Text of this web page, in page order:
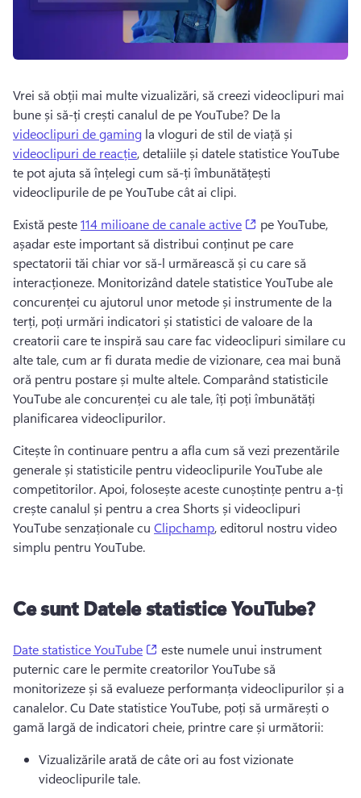
Vrei să obții mai multe vizualizări, să creezi videoclipuri mai
bune și să-ți crești canalul de pe YouTube? De la
videoclipuri de gaming la vloguri de stil de viață și
videoclipuri de reacție, detaliile și datele statistice YouTube
te pot ajuta să înțelegi cum să-ți îmbunătățești
videoclipurile de pe YouTube cât ai clipi.
Există peste 114 milioane de canale active (opens in a new
pe YouTube,
așadar este important să distribui conținut pe care
spectatorii tăi chiar vor să-l urmărească și cu care să
interacționeze. Monitorizând datele statistice YouTube ale
concurenței cu ajutorul unor metode și instrumente de la
terți, poți urmări indicatori și statistici de valoare de la
creatorii care te inspiră sau care fac videoclipuri similare cu
alte tale, cum ar fi durata medie de vizionare, cea mai bună
oră pentru postare și multe altele. Comparând statisticile
YouTube ale concurenței cu ale tale, îți poți îmbunătăți
planificarea videoclipurilor.
Citește în continuare pentru a afla cum să vezi prezentările
generale și statisticile pentru videoclipurile YouTube ale
competitorilor. Apoi, folosește aceste cunoștințe pentru a-ți
crește canalul și pentru a crea Shorts și videoclipuri
YouTube senzaționale cu Clipchamp, editorul nostru video
simplu pentru YouTube.
Ce sunt Datele statistice YouTube?
Date statistice YouTube (opens in a new tab)
este numele unui instrument
puternic care le permite creatorilor YouTube să
monitorizeze și să evalueze performanța videoclipurilor și a
canalelor. Cu Date statistice YouTube, poți să urmărești o
gamă largă de indicatori cheie, printre care și următorii:
Vizualizările arată de câte ori au fost vizionate
videoclipurile tale.